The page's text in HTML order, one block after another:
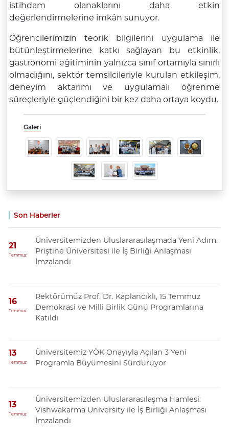
Son Haberler
21
Temmuz
Üniversitemizden Uluslararasılaşmada Yeni Adım:
Priştine Üniversitesi ile İş Birliği Anlaşması
İmzalandı
16
Temmuz
Rektörümüz Prof. Dr. Kaplancıklı, 15 Temmuz
Demokrasi ve Milli Birlik Günü Programlarına
Katıldı
13
Temmuz
Üniversitemiz YÖK Onayıyla Açılan 3 Yeni
Programla Büyümesini Sürdürüyor
13
Temmuz
Üniversitemizden Uluslararasılaşma Hamlesi:
Vishwakarma University ile İş Birliği Anlaşması
İmzalandı
istihdam olanaklarını daha etkin
değerlendirmelerine imkân sunuyor.
Öğrencilerimizin teorik bilgilerini uygulama ile
bütünleştirmelerine katkı sağlayan bu etkinlik,
gastronomi eğitiminin yalnızca sınıf ortamıyla sınırlı
olmadığını, sektör temsilcileriyle kurulan etkileşim,
deneyim aktarımı ve uygulamalı öğrenme
süreçleriyle güçlendiğini bir kez daha ortaya koydu.
Galeri